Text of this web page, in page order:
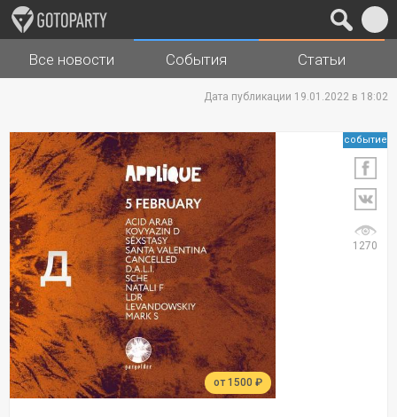
Города Музыка
Все новости События Статьи
Дата публикации 19.01.2022 в 18:02
от 1500 ₽
событие
1270